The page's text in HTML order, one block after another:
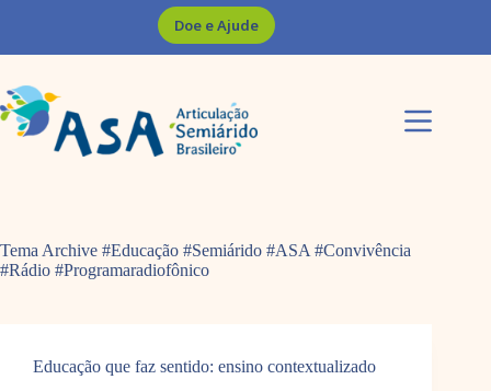
Doe e Ajude
Tema Archive #Educação #Semiárido #ASA #Convivência
#Rádio #Programaradiofônico
Educação que faz sentido: ensino contextualizado